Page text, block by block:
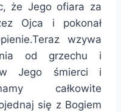
że Jego ofiara za
Ojca i pokonał
wzywa
od grzechu i
Jego śmierci i
całkowite
się z Bogiem